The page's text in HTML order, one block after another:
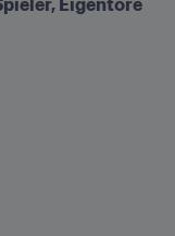
Eigentore